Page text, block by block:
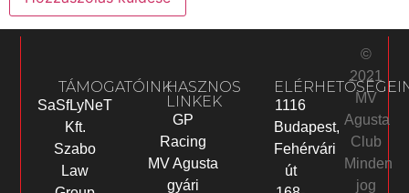
TÁMOGATÓINK
SaSfLyNeT
Kft.
Szabo
Law
HASZNOS
LINKEK
GP
Racing
MV Agusta
gyári
1116
Budapest,
Fehérvári
út
©
2021
MV
Agusta
Club
Minden
jog